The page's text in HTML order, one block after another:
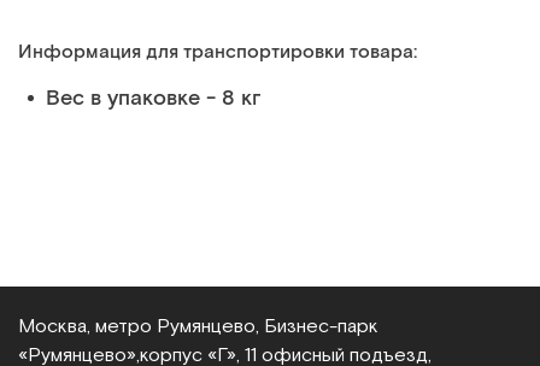
Информация для транспортировки товара:
Вес в упаковке - 8 кг
Москва, метро Румянцево, Бизнес‑парк
«Румянцево», корпус «Г», 11 офисный подъезд,